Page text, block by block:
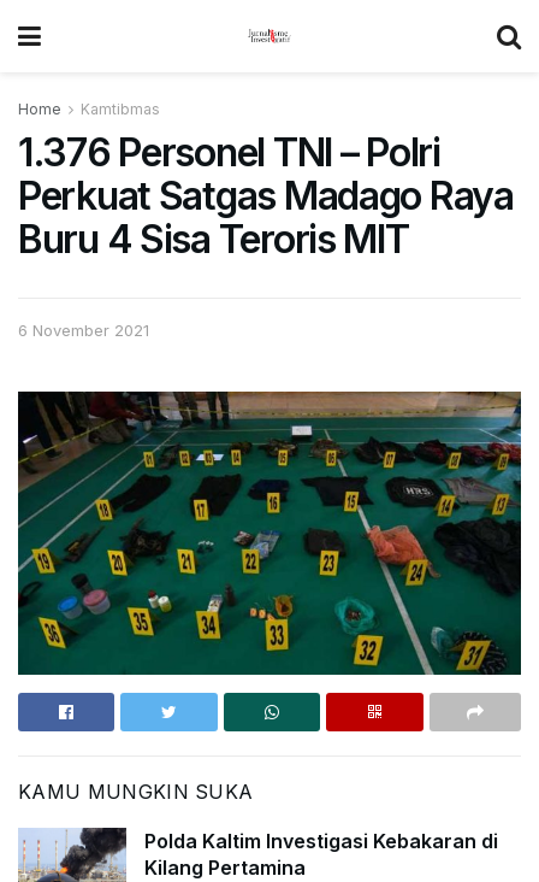
Home Kamtibmas
1.376 Personel TNI – Polri
Perkuat Satgas Madago Raya
Buru 4 Sisa Teroris MIT
6 November 2021
KAMU MUNGKIN SUKA
Polda Kaltim Investigasi Kebakaran di
Kilang Pertamina